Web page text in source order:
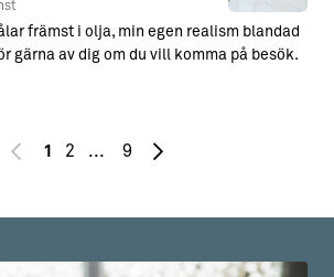
främst i olja, min egen realism blandad
gärna av dig om du vill komma på besök.
1 2 9